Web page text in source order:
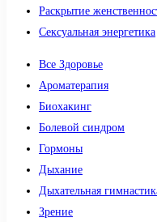
Раскрытие
Сексуальная энергетика
Все Здоровье
Ароматерапия
Биохакинг
Болевой синдром
Гормоны
Дыхание
Дыхательная
Зрение